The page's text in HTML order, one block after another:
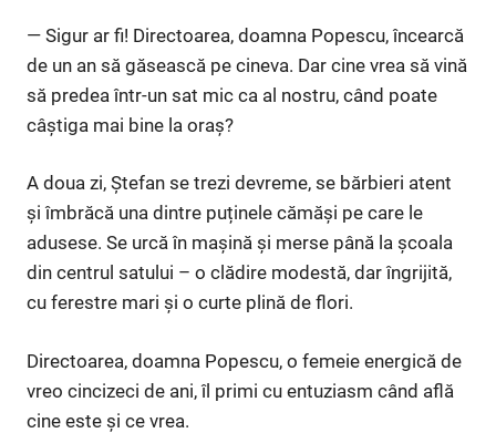
— Sigur ar fi! Directoarea, doamna Popescu, încearcă
de un an să găsească pe cineva. Dar cine vrea să vină
să predea într-un sat mic ca al nostru, când poate
câștiga mai bine la oraș?
A doua zi, Ștefan se trezi devreme, se bărbieri atent
și îmbrăcă una dintre puținele cămăși pe care le
adusese. Se urcă în mașină și merse până la școala
din centrul satului – o clădire modestă, dar îngrijită,
cu ferestre mari și o curte plină de flori.
Directoarea, doamna Popescu, o femeie energică de
vreo cincizeci de ani, îl primi cu entuziasm când află
cine este și ce vrea.